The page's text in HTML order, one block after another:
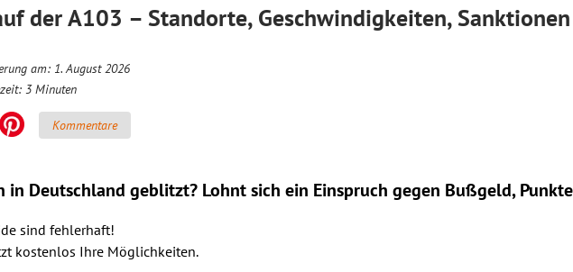
der A103 – Standorte, Geschwindigkeiten, Sanktionen
am: 1. August 2026
3 Minuten
Kommentare
in Deutschland geblitzt? Lohnt sich ein Einspruch gegen Bußgeld,
sind fehlerhaft!
kostenlos Ihre Möglichkeiten.